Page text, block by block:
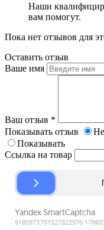
Наши
вам помогут.
Пока нет отзывов для
Оставить отзыв
Ваше имя
Ваш отзыв *
Показывать отзыв
Показывать
Ссылка на товар